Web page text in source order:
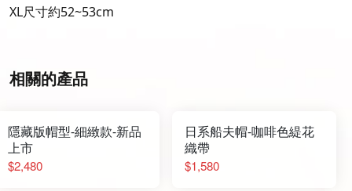
XL尺寸約52~53cm
相關的產品
隱藏版帽型-細緻款-新品
上市
$2,480
日系船夫帽-咖啡色緹花
織帶
$1,580